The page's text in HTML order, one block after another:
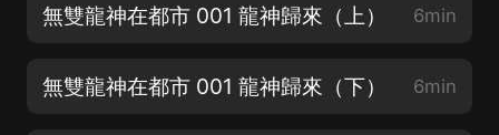
無雙龍神在都市 001 龍神歸來（上） 6min
無雙龍神在都市 001 龍神歸來（下） 6min